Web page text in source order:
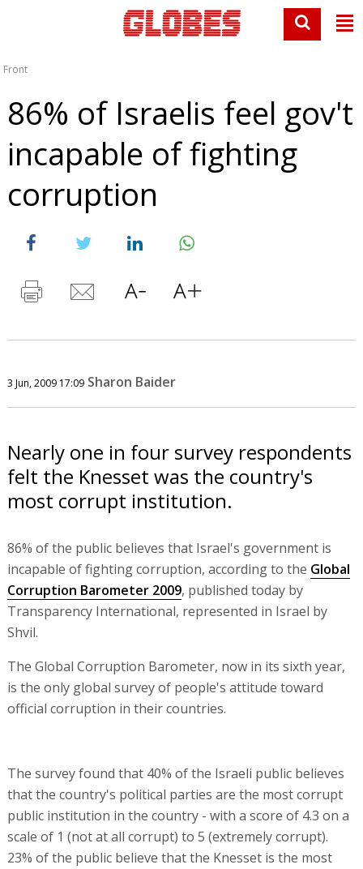
Front
86% of Israelis feel gov't
incapable of fighting
corruption
3 Jun, 2009 17:09 Sharon Baider
Nearly one in four survey respondents
felt the Knesset was the country's
most corrupt institution.
86% of the public believes that Israel's government is
incapable of fighting corruption, according to the Global
Corruption Barometer 2009, published today by
Transparency International, represented in Israel by
Shvil.
The Global Corruption Barometer, now in its sixth year,
is the only global survey of people's attitude toward
official corruption in their countries.
The survey found that 40% of the Israeli public believes
that the country's political parties are the most corrupt
public institution in the country - with a score of 4.3 on a
scale of 1 (not at all corrupt) to 5 (extremely corrupt).
23% of the public believe that the Knesset is the most